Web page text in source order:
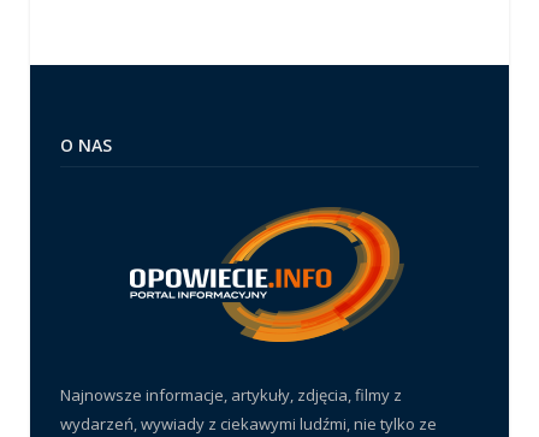
O NAS
Najnowsze informacje, artykuły, zdjęcia, filmy z
wydarzeń, wywiady z ciekawymi ludźmi, nie tylko ze